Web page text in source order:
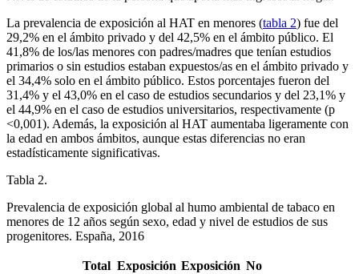
La prevalencia de exposición al HAT en menores (tabla 2) fue del
29,2% en el ámbito privado y del 42,5% en el ámbito público. El
41,8% de los/las menores con padres/madres que tenían estudios
primarios o sin estudios estaban expuestos/as en el ámbito privado y
el 34,4% solo en el ámbito público. Estos porcentajes fueron del
31,4% y el 43,0% en el caso de estudios secundarios y del 23,1% y
el 44,9% en el caso de estudios universitarios, respectivamente (p
<0,001). Además, la exposición al HAT aumentaba ligeramente con
la edad en ambos ámbitos, aunque estas diferencias no eran
estadísticamente significativas.
Tabla 2.
Prevalencia de exposición global al humo ambiental de tabaco en
menores de 12 años según sexo, edad y nivel de estudios de sus
progenitores. España, 2016
Total Exposición Exposición No